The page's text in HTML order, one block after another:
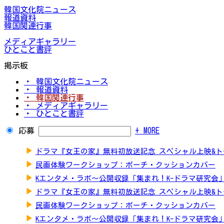
韓国文化院ニュース
報道資料
韓国関連行事
メディアギャラリー
ひとこと書評
掲示板
・ 韓国文化院ニュース
・ 報道資料
・ 韓国関連行事
・ メディアギャラリー
・ ひとこと書評
応募 + MORE
▶ ドラマ『女王の家』無料初放送記念 スペシャル上映&
▶ 民画体験ワークショップ：ポーチ・クッションカバー
▶ Kエンタメ・ラボ～公開収録「集まれ！K-ドラマ研究会」
▶ ドラマ『女王の家』無料初放送記念 スペシャル上映&
▶ 民画体験ワークショップ：ポーチ・クッションカバー
▶ Kエンタメ・ラボ～公開収録「集まれ！K-ドラマ研究会」